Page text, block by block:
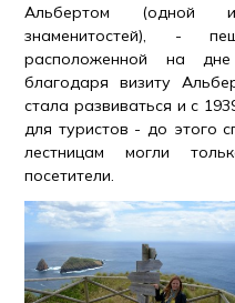
Альбертом (одной
знаменитостей), -
расположенной на
благодаря визиту
стала развиваться и с
для туристов - до этого
лестницам могли
посетители.